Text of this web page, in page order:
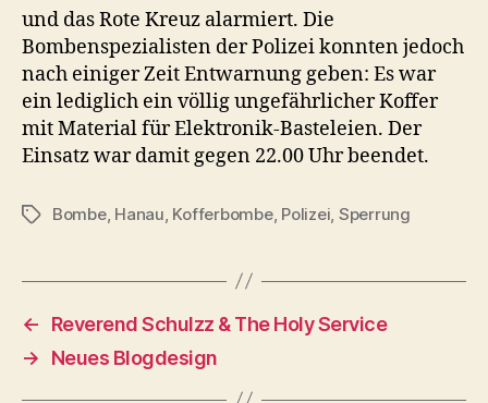
und das Rote Kreuz alarmiert. Die
Bombenspezialisten der Polizei konnten jedoch
nach einiger Zeit Entwarnung geben: Es war
ein lediglich ein völlig ungefährlicher Koffer
mit Material für Elektronik-Basteleien. Der
Einsatz war damit gegen 22.00 Uhr beendet.
Schlagwörter
Bombe, Hanau Kofferbombe, Polizei Sperrung
←
Reverend Schulzz & The Holy Service
→
Neues Blogdesign